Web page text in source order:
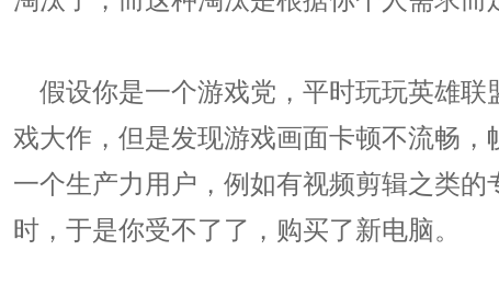
假设你是一个游戏党，平时玩玩英雄联
戏大作，但是发现游戏画面卡顿不流畅
一个生产力用户，例如有视频剪辑之类
时，于是你受不了了，购买了新电脑。